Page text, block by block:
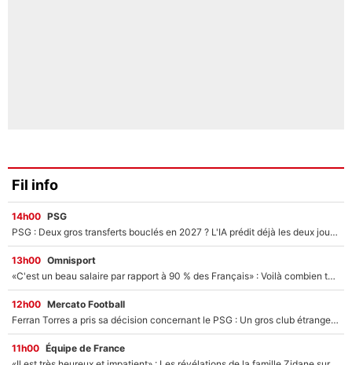
Fil info
14h00 PSG
PSG : Deux gros transferts bouclés en 2027 ? L'IA prédit déjà les deux joueurs qui pourraient rejoindre Luis Enrique !
13h00 Omnisport
«C'est un beau salaire par rapport à 90 % des Français» : Voilà combien touchait Nelson Monfort sur France Télévisions avant de rejoindre CNews
12h00 Mercato Football
Ferran Torres a pris sa décision concernant le PSG : Un gros club étranger prêt à relancer le feuilleton pour la signature du champion du monde 2026 !
11h00 Équipe de France